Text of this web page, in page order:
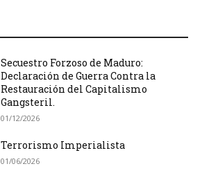
Secuestro Forzoso de Maduro:
Declaración de Guerra Contra la
Restauración del Capitalismo
Gangsteril.
01/12/2026
Terrorismo Imperialista
01/06/2026